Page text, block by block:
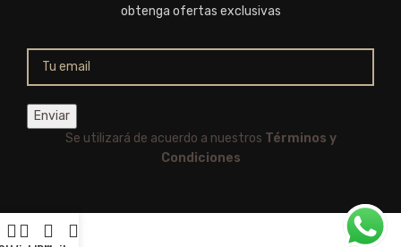
obtenga ofertas exclusivas
Se utilizará de acuerdo a nuestros Términos y
Condiciones